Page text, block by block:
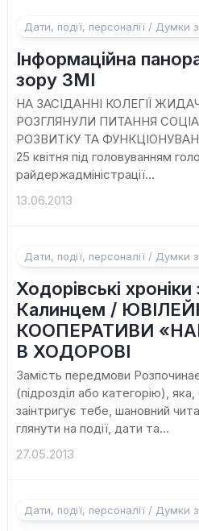
Дати, події, персоналії / Думки
Інформаційна
зору ЗМІ
НА ЗАСІДАННІ КОЛЕГІЇ
РОЗГЛЯНУЛИ ПИТАННЯ
РОЗВИТКУ ТА
25 квітня під головуванням
райдержадміністрації...
13.06.2013
Дати, події, персоналії / Думки
Ходорівські
Калинцем /
КООПЕРАТИВИ
В ХОДОРОВІ
Замість передмови
(підрозділ або категорію),
заінтригує тебе, шановний
глянути на події, дати та...
27.05.2013
Дати, події, персоналії / Думки